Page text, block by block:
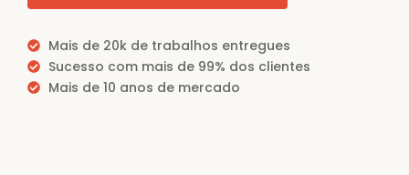
Mais de 20k de trabalhos entregues
Sucesso com mais de 99% dos clientes
Mais de 10 anos de mercado